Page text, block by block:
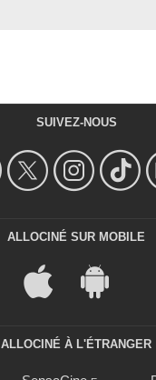
SUIVEZ-NOUS
ALLOCINÉ SUR MOBILE
ALLOCINÉ À L'ÉTRANGER